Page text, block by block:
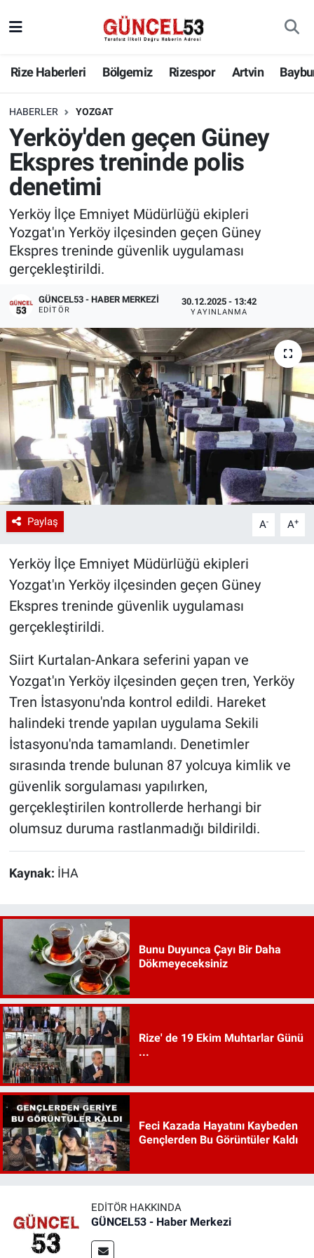
Rize Haberleri Bölgemiz Rizespor Artvin
HABERLER YOZGAT
Yerköy'den geçen Güney
Ekspres treninde polis
denetimi
Yerköy İlçe Emniyet Müdürlüğü ekipleri
Yozgat'ın Yerköy ilçesinden geçen Güney
Ekspres treninde güvenlik uygulaması
gerçekleştirildi.
GÜNCEL53 - HABER MERKEZI
EDITÖR
30.12.2025 - 13:42
YAYINLANMA
Paylaş A- A+
Yerköy İlçe Emniyet Müdürlüğü ekipleri
Yozgat'ın Yerköy ilçesinden geçen Güney
Ekspres treninde güvenlik uygulaması
gerçekleştirildi.
Siirt Kurtalan-Ankara seferini yapan ve
Yozgat'ın Yerköy ilçesinden geçen tren, Yerköy
Tren İstasyonu'nda kontrol edildi. Hareket
halindeki trende yapılan uygulama Sekili
İstasyonu'nda tamamlandı. Denetimler
sırasında trende bulunan 87 yolcuya kimlik ve
güvenlik sorgulaması yapılırken,
gerçekleştirilen kontrollerde herhangi bir
olumsuz duruma rastlanmadığı bildirildi.
Kaynak: İHA
Bunu Duyunca Çayı Bir Daha
Dökmeyeceksiniz
Rize' de 19 Ekim Muhtarlar Günü
...
Feci Kazada Hayatını Kaybeden
Gençlerden Bu Görüntüler Kaldı
EDITÖR HAKKINDA
GÜNCEL53 - Haber Merkezi